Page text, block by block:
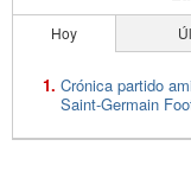
Hoy
Crónica partido
Saint-Germain